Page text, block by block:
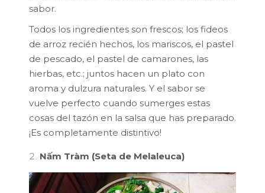
sabor.
Todos los ingredientes son frescos; los fideos
de arroz recién hechos, los mariscos, el pastel
de pescado, el pastel de camarones, las
hierbas, etc.; juntos hacen un plato con
aroma y dulzura naturales. Y el sabor se
vuelve perfecto cuando sumerges estas
cosas del tazón en la salsa que has preparado.
¡Es completamente distintivo!
Nấm Tràm (Seta de Melaleuca)